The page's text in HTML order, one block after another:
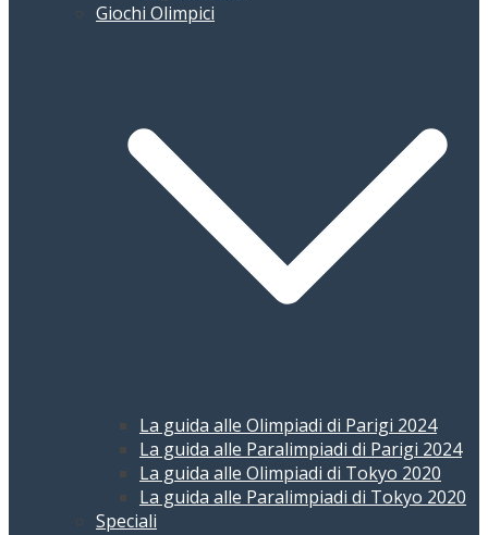
Giochi Olimpici
La guida alle Olimpiadi di Parigi 2024
La guida alle Paralimpiadi di Parigi 2024
La guida alle Olimpiadi di Tokyo 2020
La guida alle Paralimpiadi di Tokyo 2020
Speciali